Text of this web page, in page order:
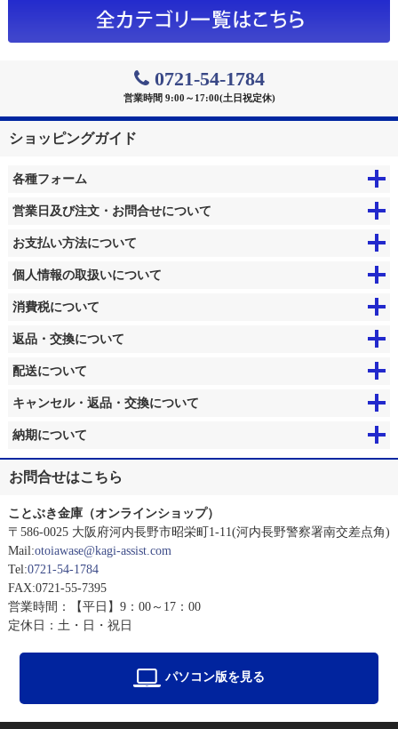
0721-54-1784
営業時間 9:00～17:00(土日祝定休)
ショッピングガイド
各種フォーム
営業日及び注文・お問合せについて
お支払い方法について
個人情報の取扱いについて
消費税について
返品・交換について
配送について
キャンセル・返品・交換について
納期について
お問合せはこちら
ことぶき金庫（オンラインショップ）
〒586-0025 大阪府河内長野市昭栄町1-11(河内長野警察署南交差点角)
Mail:otoiawase@kagi-assist.com
Tel:0721-54-1784
FAX:0721-55-7395
営業時間：【平日】9：00～17：00
定休日：土・日・祝日
パソコン版を見る